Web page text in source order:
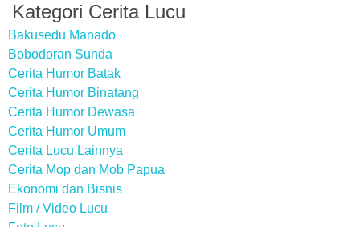
Kategori Cerita Lucu
Bakusedu Manado
Bobodoran Sunda
Cerita Humor Batak
Cerita Humor Binatang
Cerita Humor Dewasa
Cerita Humor Umum
Cerita Lucu Lainnya
Cerita Mop dan Mob Papua
Ekonomi dan Bisnis
Film / Video Lucu